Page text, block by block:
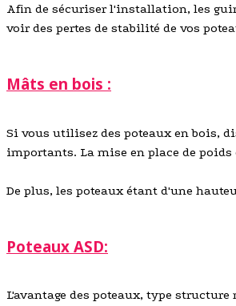
Afin de sécuriser l'installation, les
voir des pertes de stabilité de vos
Mâts en bois :
Si vous utilisez des poteaux en bois,
importants. La mise en place de poids
De plus, les poteaux étant d'une
Poteaux ASD:
L'avantage des poteaux, type